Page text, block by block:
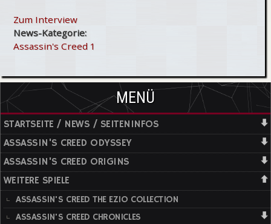
Zum Interview
News-Kategorie:
Assassin's Creed 1
MENÜ
STARTSEITE / NEWS / SEITENINFOS
ASSASSIN'S CREED ODYSSEY
ASSASSIN'S CREED ORIGINS
WEITERE SPIELE
ASSASSIN'S CREED THE EZIO COLLECTION
ASSASSIN'S CREED CHRONICLES